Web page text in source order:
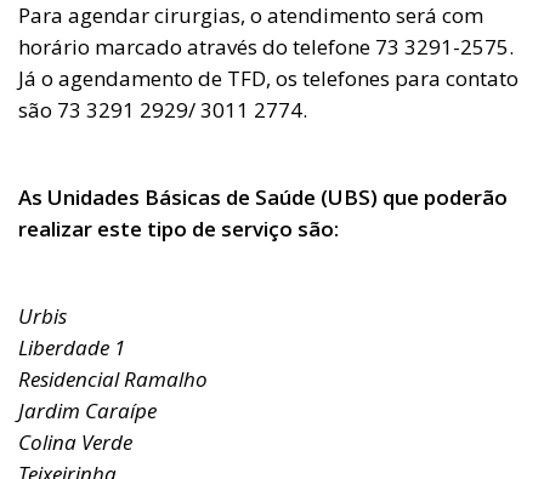
Para agendar cirurgias, o atendimento será com
horário marcado através do telefone 73 3291-2575.
Já o agendamento de TFD, os telefones para contato
são 73 3291 2929/ 3011 2774.
As Unidades Básicas de Saúde (UBS) que poderão
realizar este tipo de serviço são:
Urbis
Liberdade 1
Residencial Ramalho
Jardim Caraípe
Colina Verde